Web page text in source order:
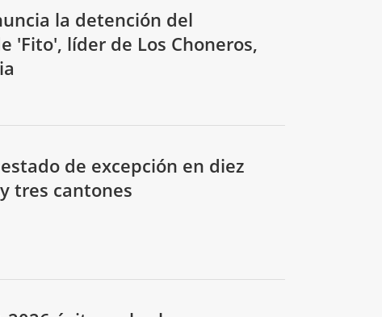
la detención del
'Fito', líder de Los Choneros,
de excepción en diez
tres cantones